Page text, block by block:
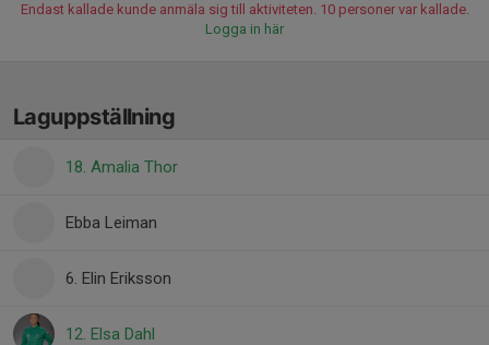
Endast kallade kunde anmäla sig till aktiviteten. 10 personer var kallade.
Logga in här
Laguppställning
18. Amalia Thor
Ebba Leiman
6. Elin Eriksson
12. Elsa Dahl